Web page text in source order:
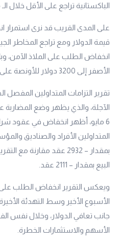
الباكستانية تراجع على الأقل خلال الـ 36 ساعة الماضية.
على المدى القريب قد نرى
قيمة الدولار ومع تراجع المخاطر
انخفاض ​​الطلب على الملاذ الآمن،
الأصفر إلى 3200 دولار للأونصة على المدى القريب.
تقرير التزامات المتداولين المفصل
الآجلة، والذي يظهر وضع
6 مايو، أظهر انخفاض في عقود
المتداولين الأفراد والصناديق
بمقدار – 2932 عقد
البيع بمقدار – 2111 عقد.
ويعكس التقرير انخفاض الطلب
الأسبوع الأخير وسط التهدئة
جانب تعافي الدولار، وخلال نفس
الأسهم والاستثمارات الخطرة.